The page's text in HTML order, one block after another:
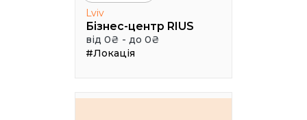
Lviv
Бізнес-центр RIUS
від 0₴ - до 0₴
#Локація